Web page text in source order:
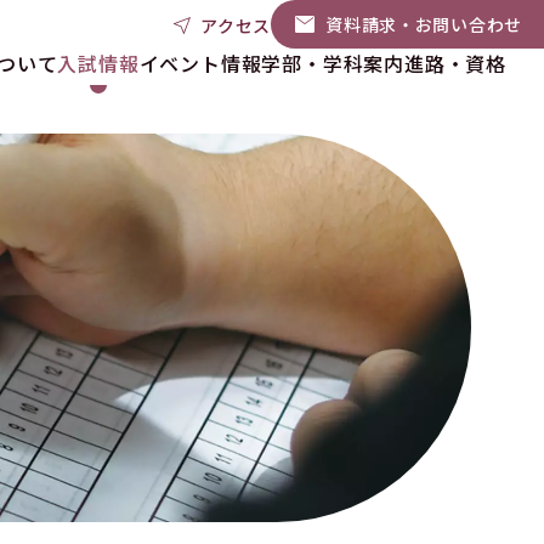
アクセス 資料請求・お問い合わせ
いて入試情報イベント情報学部・学科案内進路・資格